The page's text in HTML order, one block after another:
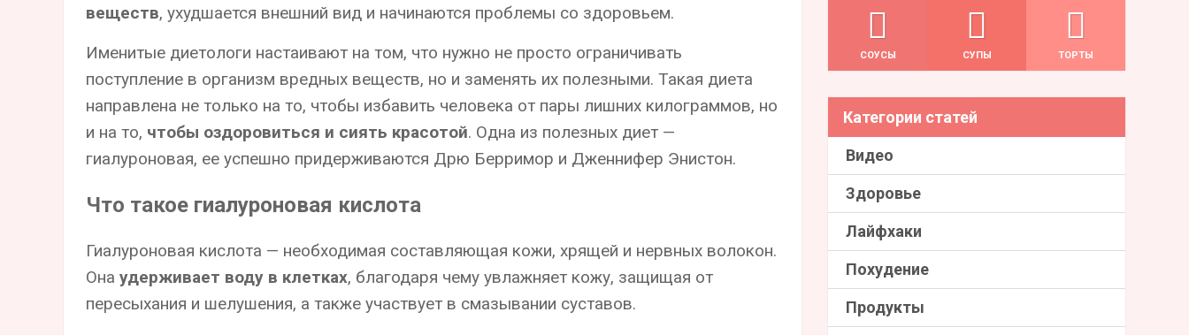
веществ, ухудшается внешний вид и начинаются проблемы со здоровьем.
Именитые диетологи настаивают на том, что нужно не просто ограничивать
поступление в организм вредных веществ, но и заменять их полезными. Такая диета
направлена не только на то, чтобы избавить человека от пары лишних килограммов, но
и на то, чтобы оздоровиться и сиять красотой. Одна из полезных диет —
гиалуроновая, ее успешно придерживаются Дрю Берримор и Дженнифер Энистон.
Что такое гиалуроновая кислота
Гиалуроновая кислота — необходимая составляющая кожи, хрящей и нервных волокон.
Она удерживает воду в клетках, благодаря чему увлажняет кожу, защищая от
пересыхания и шелушения, а также участвует в смазывании суставов.
СОУСЫ СУПЫ ТОРТЫ
Категории статей
Видео
Здоровье
Лайфхаки
Похудение
Продукты